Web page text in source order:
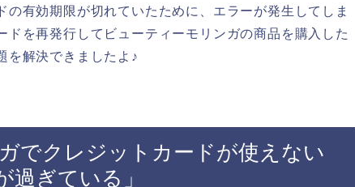
の有効期限が切れていたために、エラーが発生してしま
ドを再発行してビューティーモリンガの商品を購入した
を解決できましたよ♪
でクレジットカードが使えない
過ぎている」